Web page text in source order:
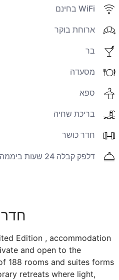
WiFi בחינם
ארוחת בוקר
בר
מסעדה
ספא
בריכת שחיה
חדר כושר
דלפק קבלה 24 שעות ביממה
Edition , accommodation
and open to the
188 rooms and suites forms
retreats where light,